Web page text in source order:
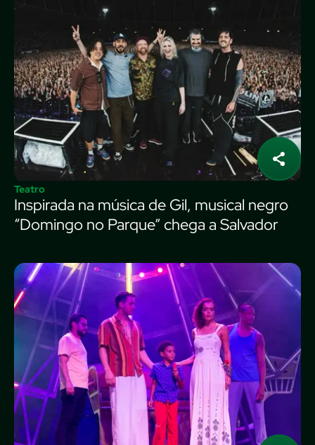
Teatro
Inspirada na música de Gil, musical negro
“Domingo no Parque” chega a Salvador